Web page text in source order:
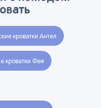
кроватки Антел
кроватки Фея